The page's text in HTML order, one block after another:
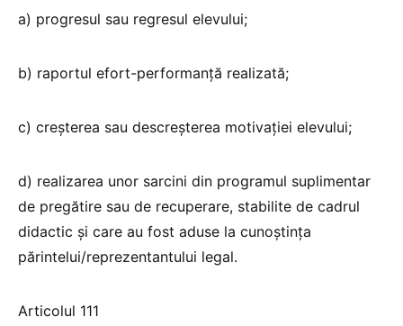
a) progresul sau regresul elevului;
b) raportul efort-performanță realizată;
c) creșterea sau descreșterea motivației elevului;
d) realizarea unor sarcini din programul suplimentar
de pregătire sau de recuperare, stabilite de cadrul
didactic și care au fost aduse la cunoștința
părintelui/reprezentantului legal.
Articolul 111